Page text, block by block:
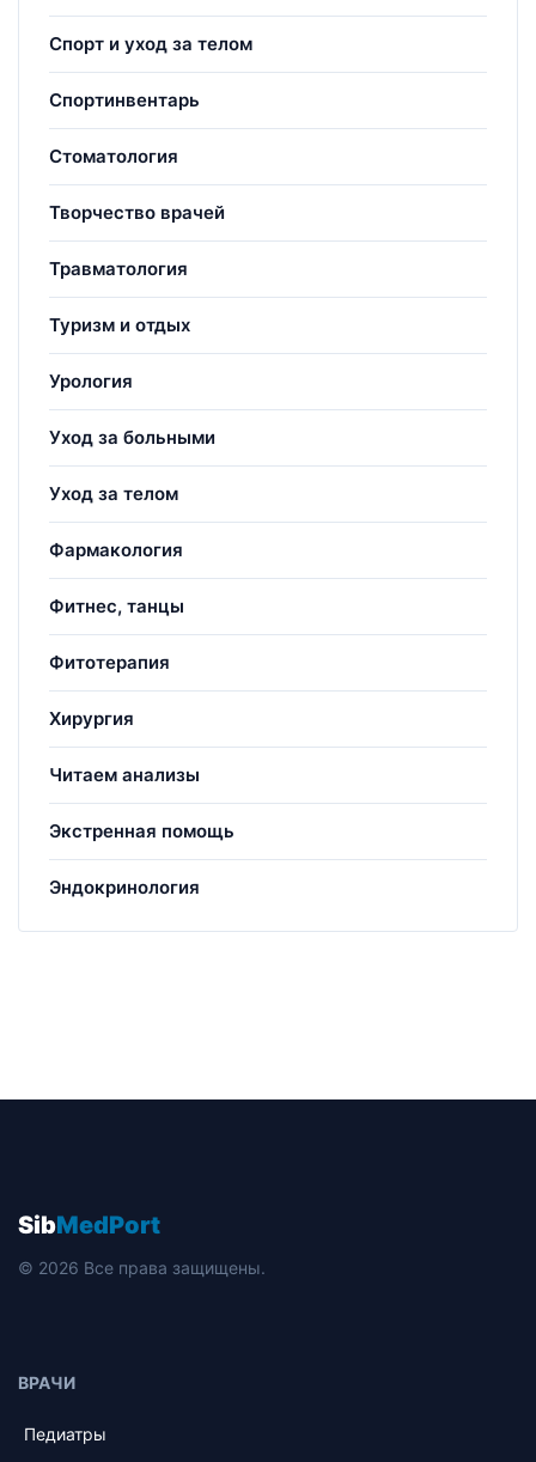
Спорт и уход за телом
Спортинвентарь
Стоматология
Творчество врачей
Травматология
Туризм и отдых
Урология
Уход за больными
Уход за телом
Фармакология
Фитнес, танцы
Фитотерапия
Хирургия
Читаем анализы
Экстренная помощь
Эндокринология
SibMedPort
© 2026 Все права защищены.
ВРАЧИ
Педиатры